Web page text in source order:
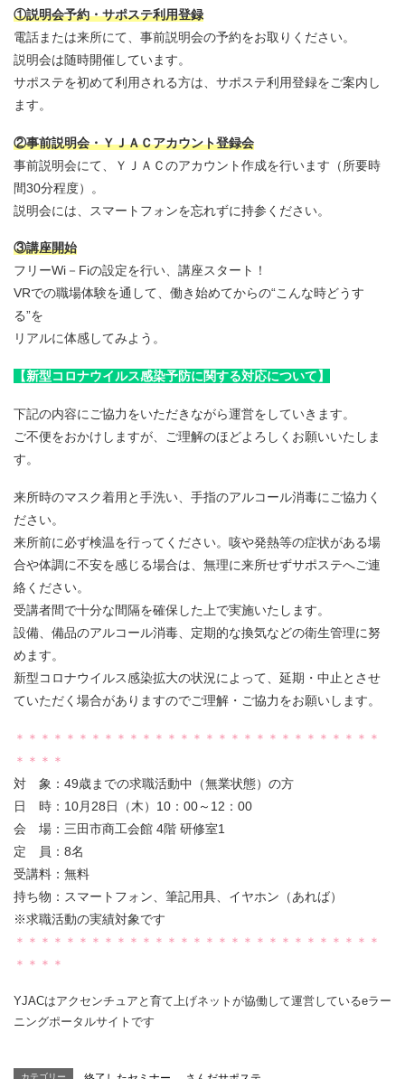
①説明会予約・サポステ利用登録
電話または来所にて、事前説明会の予約をお取りください。
説明会は随時開催しています。
サポステを初めて利用される方は、サポステ利用登録をご案内し
ます。
②事前説明会・ＹＪＡＣアカウント登録会
事前説明会にて、ＹＪＡＣのアカウント作成を行います（所要時
間30分程度）。
説明会には、スマートフォンを忘れずに持参ください。
③講座開始
フリーWi－Fiの設定を行い、講座スタート！
VRでの職場体験を通して、働き始めてからの“こんな時どうす
る”を
リアルに体感してみよう。
【新型コロナウイルス感染予防に関する対応について】
下記の内容にご協力をいただきながら運営をしていきます。
ご不便をおかけしますが、ご理解のほどよろしくお願いいたしま
す。
来所時のマスク着用と手洗い、手指のアルコール消毒にご協力く
ださい。
来所前に必ず検温を行ってください。咳や発熱等の症状がある場
合や体調に不安を感じる場合は、無理に来所せずサポステへご連
絡ください。
受講者間で十分な間隔を確保した上で実施いたします。
設備、備品のアルコール消毒、定期的な換気などの衛生管理に努
めます。
新型コロナウイルス感染拡大の状況によって、延期・中止とさせ
ていただく場合がありますのでご理解・ご協力をお願いします。
＊＊＊＊＊＊＊＊＊＊＊＊＊＊＊＊＊＊＊＊＊＊＊＊＊＊＊＊＊
＊＊＊＊
対 象：49歳までの求職活動中（無業状態）の方
日 時：10月28日（木）10：00～12：00
会 場：三田市商工会館 4階 研修室1
定 員：8名
受講料：無料
持ち物：スマートフォン、筆記用具、イヤホン（あれば）
※求職活動の実績対象です
＊＊＊＊＊＊＊＊＊＊＊＊＊＊＊＊＊＊＊＊＊＊＊＊＊＊＊＊＊
＊＊＊＊
YJACはアクセンチュアと育て上げネットが協働して運営しているeラー
ニングポータルサイトです
カテゴリー